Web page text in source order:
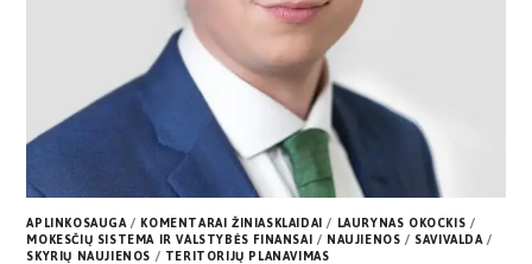
APLINKOSAUGA/ KOMENTARAI ŽINIASKLAIDAI/ LAURYNAS OKOCKIS/
MOKESČIŲ SISTEMA IR VALSTYBĖS FINANSAI/ NAUJIENOS/ SAVIVALDA/
SKYRIŲ NAUJIENOS/ TERITORIJŲ PLANAVIMAS